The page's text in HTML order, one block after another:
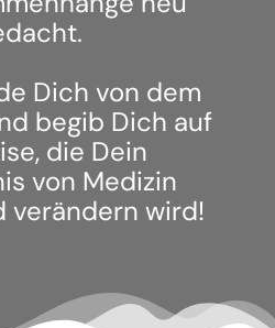
Dich von dem
begib Dich auf
die Dein
von Medizin
verändern wird!